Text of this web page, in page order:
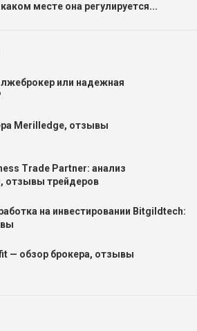
месте она регулируется...
или надежная
Merilledge, отзывы
Trade Partner: анализ
отзывы трейдеров
на инвестировании Bitgildtech:
— обзор брокера, отзывы